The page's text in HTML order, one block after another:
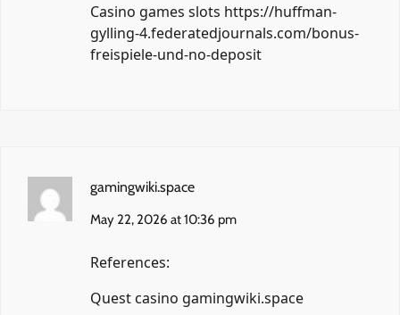
Casino games slots https://huffman-
gylling-4.federatedjournals.com/bonus-
freispiele-und-no-deposit
gamingwiki.space
May 22, 2026 at 10:36 pm
References:
Quest casino gamingwiki.space